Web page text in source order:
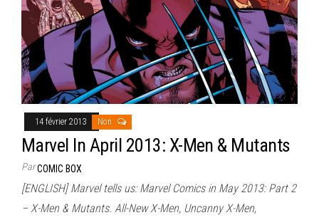
14 février 2013 Non
Marvel In April 2013: X-Men & Mutants
ParCOMIC BOX
[ENGLISH] Marvel tells us: Marvel Comics in May 2013: Part 2
– X-Men & Mutants. All-New X-Men, Uncanny X-Men,